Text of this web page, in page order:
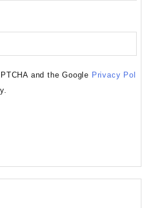
and the Google Privacy Pol